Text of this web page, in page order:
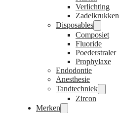
Verlichting
Zadelkrukken
Disposables
Composiet
Fluoride
Poederstraler
Prophylaxe
Endodontie
Anesthesie
Tandtechniek
Zircon
Merken